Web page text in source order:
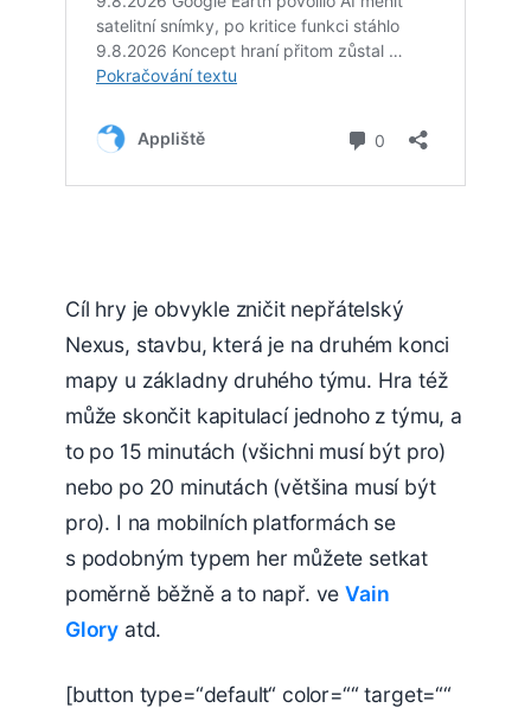
Cíl hry je obvykle zničit nepřátelský
Nexus, stavbu, která je na druhém konci
mapy u základny druhého týmu. Hra též
může skončit kapitulací jednoho z týmu, a
to po 15 minutách (všichni musí být pro)
nebo po 20 minutách (většina musí být
pro). I na mobilních platformách se
s podobným typem her můžete setkat
poměrně běžně a to např. veVain
Glory atd.
[button type=“default“ color=““ target=““